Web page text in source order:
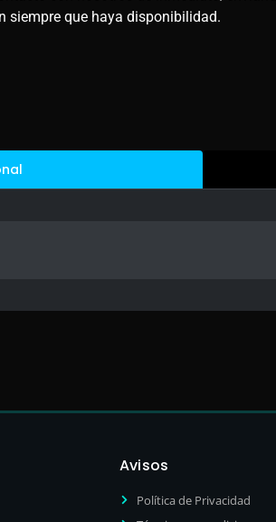
siempre que haya disponibilidad.
Avisos
Política de Privacidad